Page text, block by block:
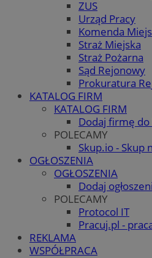
ZUS
Urząd Pracy
Komenda
Straż Miejska
Straż Pożarna
Sąd Rejonowy
Prokuratura
KATALOG FIRM
KATALOG FIRM
Dodaj firmę do
POLECAMY
Skup.io - Skup
OGŁOSZENIA
OGŁOSZENIA
Dodaj
POLECAMY
Protocol IT
Pracuj.pl -
REKLAMA
WSPÓŁPRACA